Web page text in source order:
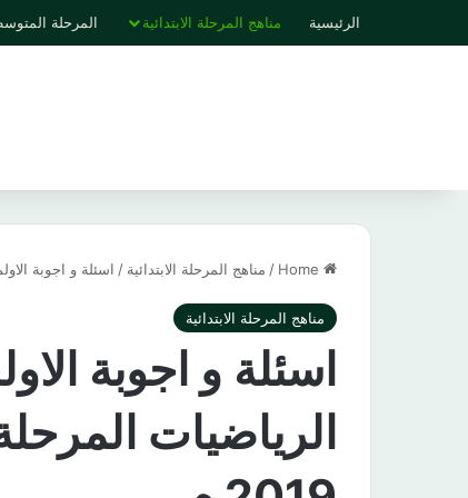
الرئيسية مناهج المرحلة الابتدائية المرحلة
/ مناهج المرحلة الابتدائية / اسئلة و اجوبة
مناهج المرحلة الابتدائية
اسئلة و اجوبة